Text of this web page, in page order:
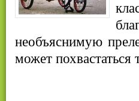
необъяснимую
может похвастаться